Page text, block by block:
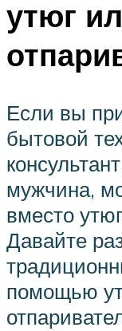
утюг
Если вы
бытовой
мужчина,
вместо
Давайте
помощью